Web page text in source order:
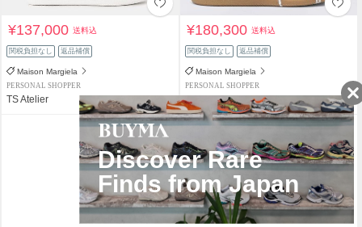
¥137,000送料込
関税負担なし 返品補償
Maison Margiela
PERSONAL SHOPPER
TS Atelier
¥180,300送料込
関税負担なし 返品補償
Maison Margiela
PERSONAL SHOPPER
TS Atelier